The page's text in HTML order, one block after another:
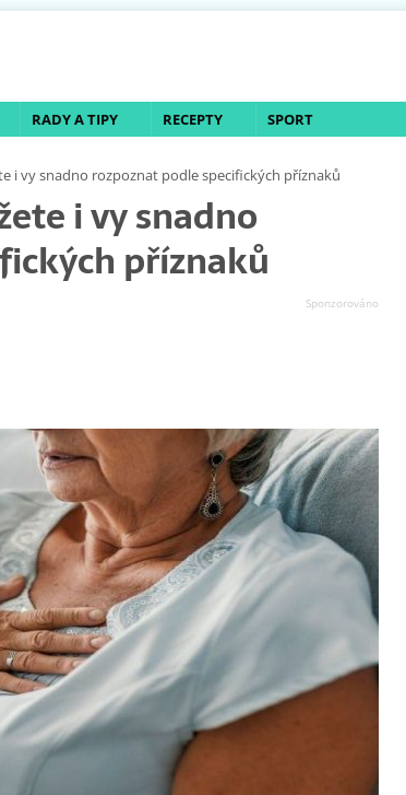
RADY A TIPY RECEPTY SPORT
i vy snadno rozpoznat podle specifických příznaků
i vy snadno
příznaků